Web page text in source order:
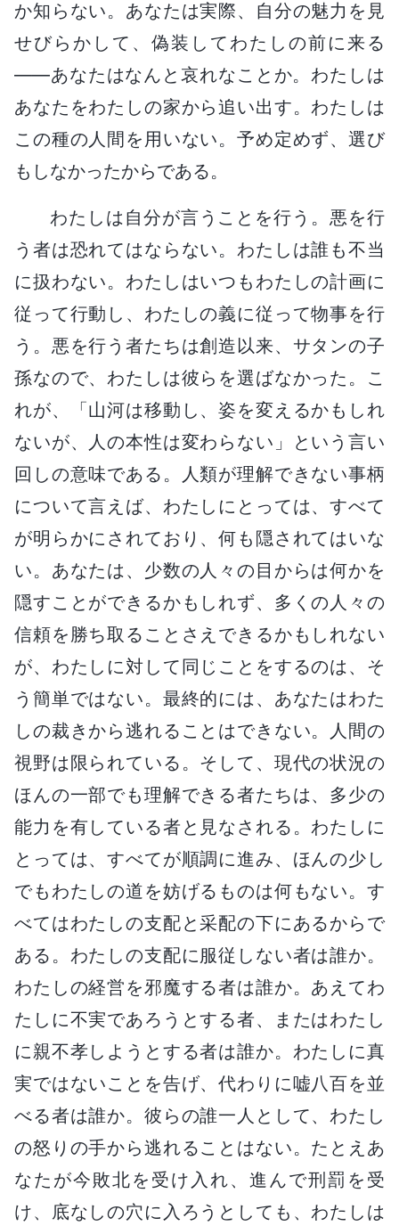
か知らない。あなたは実際、自分の魅力を見
せびらかして、偽装してわたしの前に来る
――あなたはなんと哀れなことか。わたしは
あなたをわたしの家から追い出す。わたしは
この種の人間を用いない。予め定めず、選び
もしなかったからである。
わたしは自分が言うことを行う。悪を行
う者は恐れてはならない。わたしは誰も不当
に扱わない。わたしはいつもわたしの計画に
従って行動し、わたしの義に従って物事を行
う。悪を行う者たちは創造以来、サタンの子
孫なので、わたしは彼らを選ばなかった。こ
れが、「山河は移動し、姿を変えるかもしれ
ないが、人の本性は変わらない」という言い
回しの意味である。人類が理解できない事柄
について言えば、わたしにとっては、すべて
が明らかにされており、何も隠されてはいな
い。あなたは、少数の人々の目からは何かを
隠すことができるかもしれず、多くの人々の
信頼を勝ち取ることさえできるかもしれない
が、わたしに対して同じことをするのは、そ
う簡単ではない。最終的には、あなたはわた
しの裁きから逃れることはできない。人間の
視野は限られている。そして、現代の状況の
ほんの一部でも理解できる者たちは、多少の
能力を有している者と見なされる。わたしに
とっては、すべてが順調に進み、ほんの少し
でもわたしの道を妨げるものは何もない。す
べてはわたしの支配と采配の下にあるからで
ある。わたしの支配に服従しない者は誰か。
わたしの経営を邪魔する者は誰か。あえてわ
たしに不実であろうとする者、またはわたし
に親不孝しようとする者は誰か。わたしに真
実ではないことを告げ、代わりに嘘八百を並
べる者は誰か。彼らの誰一人として、わたし
の怒りの手から逃れることはない。たとえあ
なたが今敗北を受け入れ、進んで刑罰を受
け、底なしの穴に入ろうとしても、わたしは